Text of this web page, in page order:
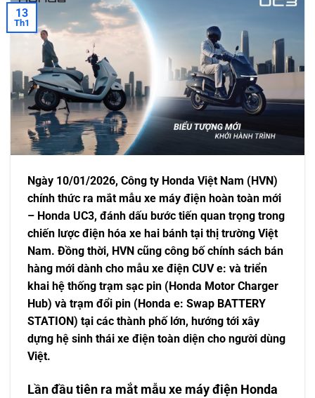
13
Th1
Ngày 10/01/2026, Công ty Honda Việt Nam (HVN)
chính thức ra mắt mẫu xe máy điện hoàn toàn mới
– Honda UC3, đánh dấu bước tiến quan trọng trong
chiến lược điện hóa xe hai bánh tại thị trường Việt
Nam. Đồng thời, HVN cũng công bố chính sách bán
hàng mới dành cho mẫu xe điện CUV e: và triển
khai hệ thống trạm sạc pin (Honda Motor Charger
Hub) và trạm đổi pin (Honda e: Swap BATTERY
STATION) tại các thành phố lớn, hướng tới xây
dựng hệ sinh thái xe điện toàn diện cho người dùng
Việt.
Lần đầu tiên ra mắt mẫu xe máy điện Honda